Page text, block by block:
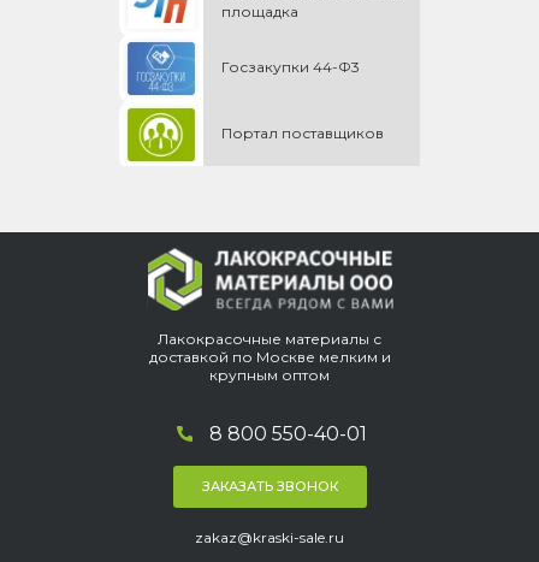
площадка
Госзакупки 44-Ф3
Портал поставщиков
Лакокрасочные материалы с
доставкой по Москве мелким и
крупным оптом
8 800 550-40-01
ЗАКАЗАТЬ ЗВОНОК
zakaz@kraski-sale.ru